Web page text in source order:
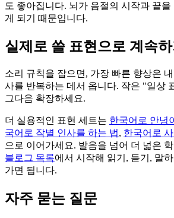
도 좋아집니다. 뇌가 음절의 시작과 끝
게 되기 때문입니다.
실제로 쓸 표현으로 계속하
소리 규칙을 잡으면, 가장 빠른 향상은
사를 반복하는 데서 옵니다. 작은 "일상
그다음 확장하세요.
더 실용적인 표현 세트는 한국어로 안녕
국어로 작별 인사를 하는 법, 한국어로
으로 이어가세요. 발음을 넘어 더 넓은
블로그 목록에서 시작해 읽기, 듣기, 말
가면 됩니다.
자주 묻는 질문